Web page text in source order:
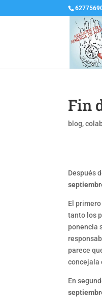
Fin
blog,
Después
El
tanto los
ponencia
parece
concejala
En